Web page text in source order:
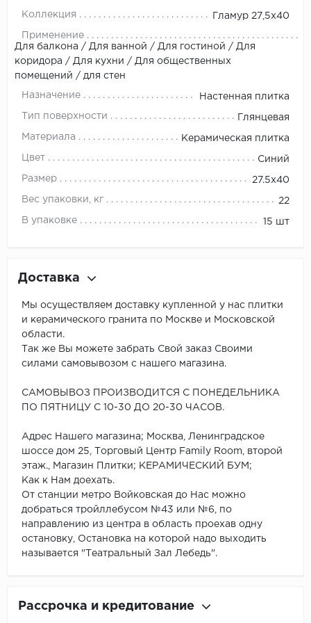
Коллекция Гламур 27,5х40
Применение
Для балкона / Для ванной / Для гостиной / Для
коридора / Для кухни / Для общественных
помещений / для стен
Назначение Настенная плитка
Тип поверхности Глянцевая
Материала Керамическая плитка
Цвет Синий
Размер 27.5x40
Вес упаковки, кг 22
В упаковке 15 шт
Доставка
Мы осуществляем доставку купленной у нас плитки
и керамического гранита по Москве и Московской
области.
Так же Вы можете забрать Свой заказ Своими
силами самовывозом с нашего магазина.
САМОВЫВОЗ ПРОИЗВОДИТСЯ С ПОНЕДЕЛЬНИКА
ПО ПЯТНИЦУ С 10-30 ДО 20-30 ЧАСОВ.
Адрес Нашего магазина; Москва, Ленинградское
шоссе дом 25, Торговый Центр Family Room, второй
этаж., Магазин Плитки; КЕРАМИЧЕСКИЙ БУМ;
Как к Нам доехать.
От станции метро Войковская до Нас можно
добраться тройллебусом №43 или №6, по
направлению из центра в область проехав одну
остановку, Остановка на которой надо выходить
называется "Театральный Зал Лебедь".
Рассрочка и кредитование